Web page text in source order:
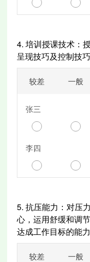
4. 培训授课技术：
呈现技巧及控制技巧
较差 一般
张三
李四
5. 抗压能力：对压
心，运用舒缓和调
达成工作目标的能力
较差 一般